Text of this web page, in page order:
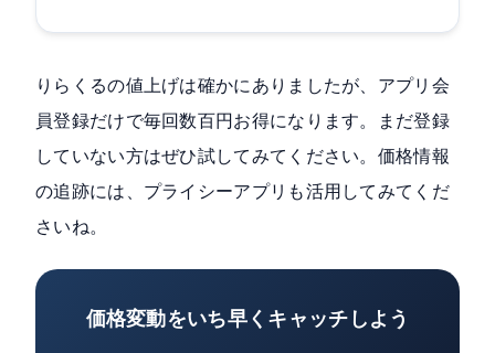
りらくるの値上げは確かにありましたが、アプリ会
員登録だけで毎回数百円お得になります。まだ登録
していない方はぜひ試してみてください。価格情報
の追跡には、プライシーアプリも活用してみてくだ
さいね。
価格変動をいち早くキャッチしよう